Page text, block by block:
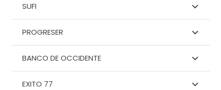
SUFI
PROGRESER
BANCO DE OCCIDENTE
EXITO 77